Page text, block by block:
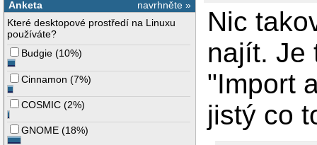
navrhněte »
Anketa
Které desktopové prostředí na Linuxu
používáte?
Budgie (10%)
Cinnamon (7%)
COSMIC (2%)
GNOME (18%)
Nic
najít. Je
"Import
jistý co